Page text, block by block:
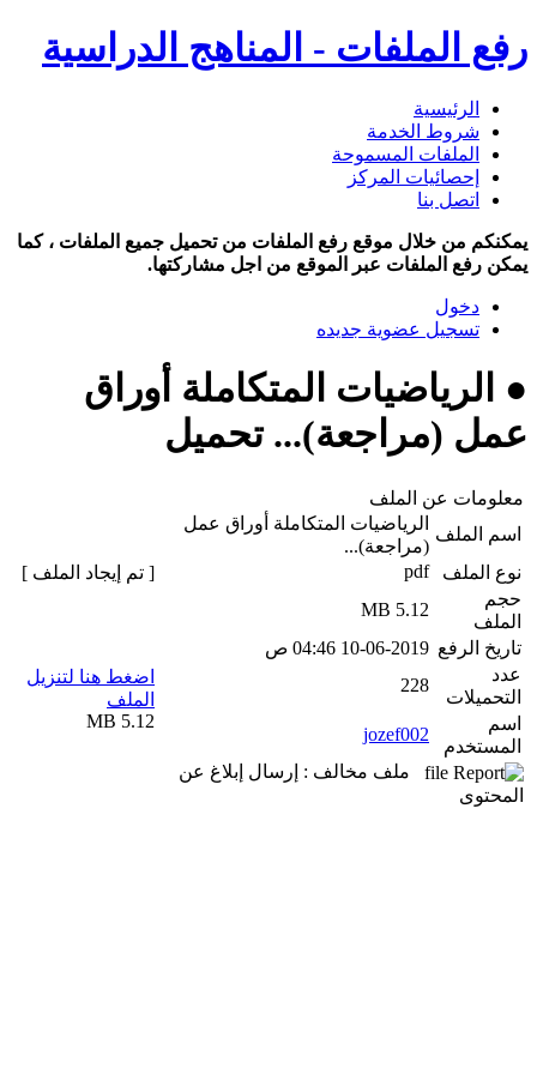
رفع الملفات - المناهج الدراسية
الرئيسية
شروط الخدمة
الملفات المسموحة
إحصائيات المركز
اتصل بنا
يمكنكم من خلال موقع رفع الملفات من تحميل جميع الملفات ، كما
يمكن رفع الملفات عبر الموقع من اجل مشاركتها.
دخول
تسجيل عضوية جديده
● الرياضيات المتكاملة أوراق
عمل (مراجعة)... تحميل
معلومات عن الملف
اسم الملف
الرياضيات المتكاملة أوراق عمل
(مراجعة)...
نوع الملف
pdf
حجم
الملف
5.12 MB
تاريخ الرفع 10-06-2019 04:46 ص
عدد
التحميلات
228
اسم
المستخدم
jozef002
ملف مخالف : إرسال إبلاغ عن
المحتوى
[ تم إيجاد الملف ]
اضغط هنا لتنزيل
الملف
5.12 MB